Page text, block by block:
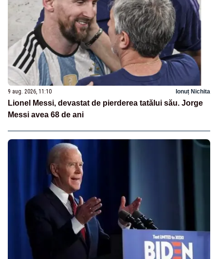
9 aug. 2026, 11:10 Ionuț Nichita
Lionel Messi, devastat de pierderea tatălui său. Jorge
Messi avea 68 de ani